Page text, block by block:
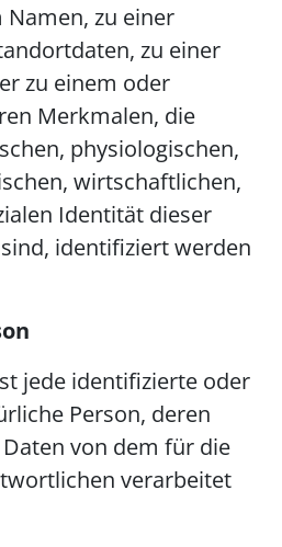
Namen, zu einer
zu einer
zu einem oder
Merkmalen, die
physiologischen,
wirtschaftlichen,
Identität dieser
identifiziert werden
jede identifizierte oder
Person, deren
von dem für die
verarbeitet